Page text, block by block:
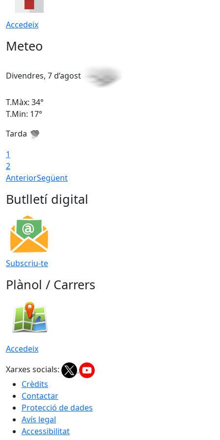
Accedeix
Meteo
Divendres, 7 d’agost
T.Màx: 34°
T.Min: 17°
Tarda
1
2
AnteriorSegüent
Butlletí digital
Subscriu-te
Plànol / Carrers
Accedeix
Xarxes socials:
Crèdits
Contactar
Protecció de dades
Avís legal
Accessibilitat